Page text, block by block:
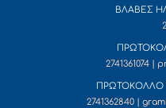
ΒΛΑΒΕΣ
2741361074 |
ΠΡΩΤΟΚΟΛΛΟ
2741362840 |